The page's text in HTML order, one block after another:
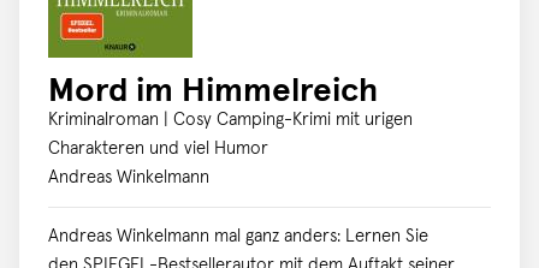
Mord im Himmelreich
Kriminalroman | Cosy Camping-Krimi mit urigen
Charakteren und viel Humor
Andreas Winkelmann
Andreas Winkelmann mal ganz anders: Lernen Sie